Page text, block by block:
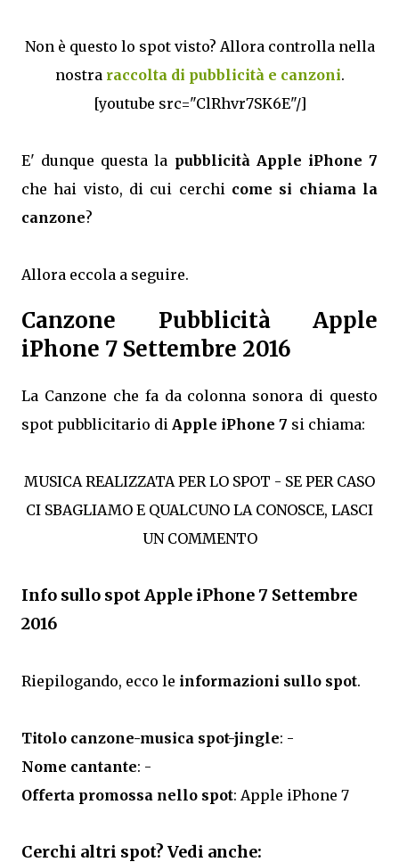
Non è questo lo spot visto? Allora controlla nella
nostra raccolta di pubblicità e canzoni.
[youtube src="ClRhvr7SK6E"/]
E' dunque questa la pubblicità Apple iPhone 7
che hai visto, di cui cerchi come si chiama la
canzone?
Allora eccola a seguire.
Canzone Pubblicità Apple
iPhone 7 Settembre 2016
La Canzone che fa da colonna sonora di questo
spot pubblicitario di Apple iPhone 7 si chiama:
MUSICA REALIZZATA PER LO SPOT - SE PER CASO
CI SBAGLIAMO E QUALCUNO LA CONOSCE, LASCI
UN COMMENTO
Info sullo spot Apple iPhone 7 Settembre
2016
Riepilogando, ecco le informazioni sullo spot.
Titolo canzone-musica spot-jingle: -
Nome cantante: -
Offerta promossa nello spot: Apple iPhone 7
Cerchi altri spot? Vedi anche: